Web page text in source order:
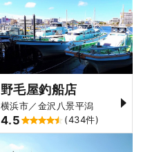
野毛屋釣船店
横浜市／金沢八景平潟
4.5 (434件)